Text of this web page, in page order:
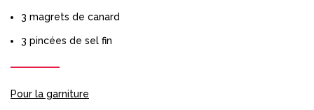
3 magrets de canard
3 pincées de sel fin
Pour la garniture